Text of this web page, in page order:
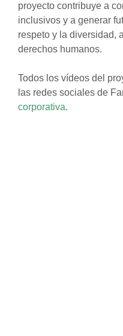
proyecto contribuye a
inclusivos y a generar
respeto y la diversidad,
derechos humanos.
Todos los vídeos del
las redes sociales de
corporativa.